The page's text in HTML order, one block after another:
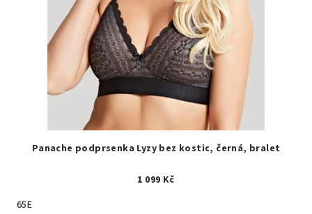
Panache podprsenka Lyzy bez kostic, černá, bralet
1 099 Kč
65E